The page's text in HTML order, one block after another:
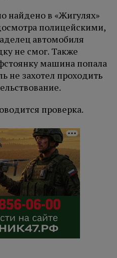
найдено в «Жигулях»
полицейскими,
автомобиля
не смог. Также
машина попала
не захотел проходить
проверка.